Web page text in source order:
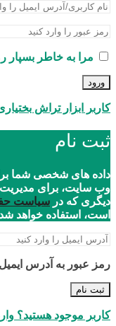
مرا به خاطر بسپار
ورود
کاربر ابزار تراش
ثبت نام
داده های شخصی شما
وب سایت، برای
دیگری که در سیاست
است، استفاده خواهد
رمز عبور به آدرس
ثبت نام
کاربر موجود هستید؟